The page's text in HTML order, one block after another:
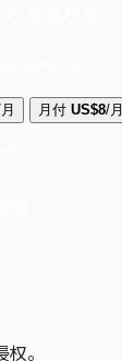
月付 US$8/月
。